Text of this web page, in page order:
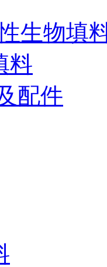
生物填
料
配件